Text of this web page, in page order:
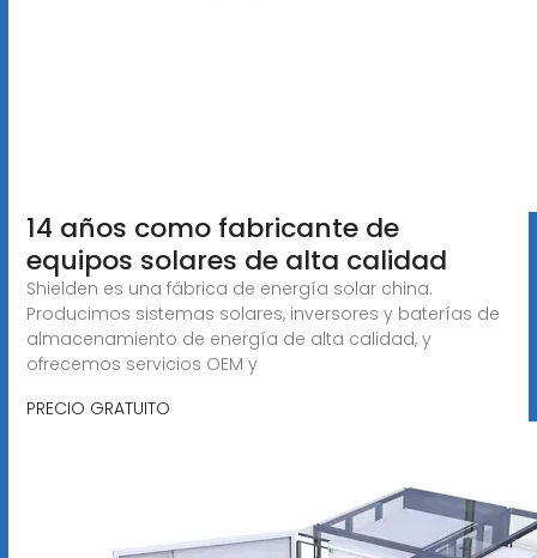
14 años como fabricante de
equipos solares de alta calidad
Shielden es una fábrica de energía solar china.
Producimos sistemas solares, inversores y baterías de
almacenamiento de energía de alta calidad, y
ofrecemos servicios OEM y
PRECIO GRATUITO